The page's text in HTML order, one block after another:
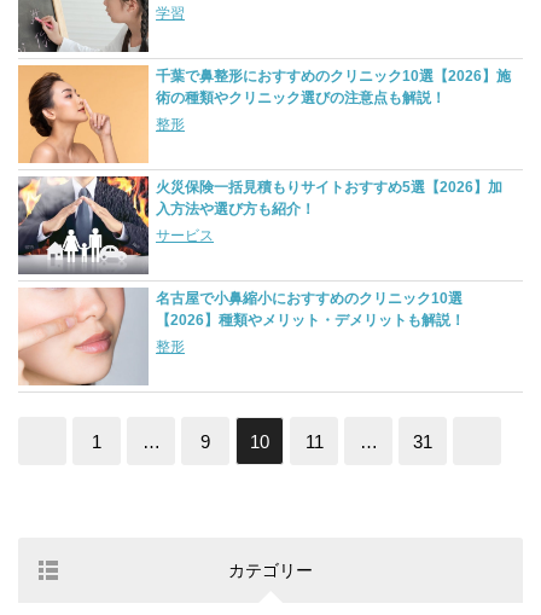
学習
千葉で鼻整形におすすめのクリニック10選【2026】施
術の種類やクリニック選びの注意点も解説！
整形
火災保険一括見積もりサイトおすすめ5選【2026】加
入方法や選び方も紹介！
サービス
名古屋で小鼻縮小におすすめのクリニック10選
【2026】種類やメリット・デメリットも解説！
整形
1 … 9 10 11 … 31
カテゴリー